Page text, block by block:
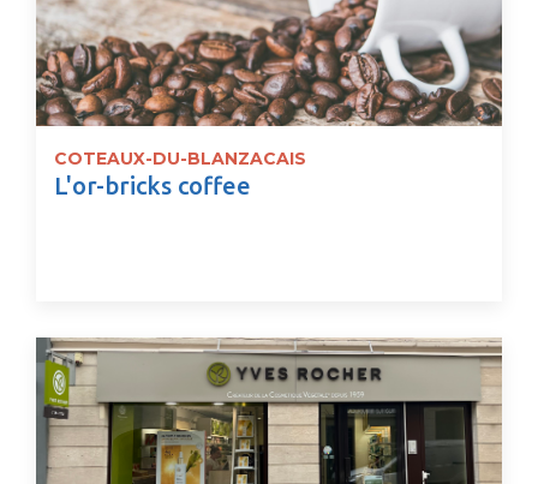
COTEAUX-DU-BLANZACAIS
L'or-bricks coffee